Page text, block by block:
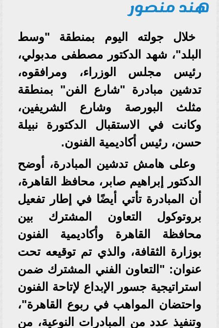
هند منصور
خلال جولته اليوم بمنطقة "وسط
البلد"، شهد الدكتور مصطفى مدبولي،
رئيس مجلس الوزراء، ومرافقوه،
تدشين مبادرة "شارع الفن" بمنطقة
مثلث البورصة وشارع الشريفين،
وكانت في الاستقبال الدكتورة نبيلة
حسن، رئيس أكاديمية الفنون.
وعلى هامش تدشين المبادرة، أوضح
الدكتور إبراهيم صابر، محافظ القاهرة،
أن المبادرة تأتي أيضًا في إطار تفعيل
بروتوكول التعاون المشترك بين
محافظة القاهرة وأكاديمية الفنون
بوزارة الثقافة، والذي تم توقيعه تحت
عنوان: "التعاون الفني المشترك ضمن
استراتيجية جسور الإبداع لإتاحة الفنون
واحتضان المواهب في ربوع القاهرة"،
وتنفيذ عدد من المبادرات النوعية، من